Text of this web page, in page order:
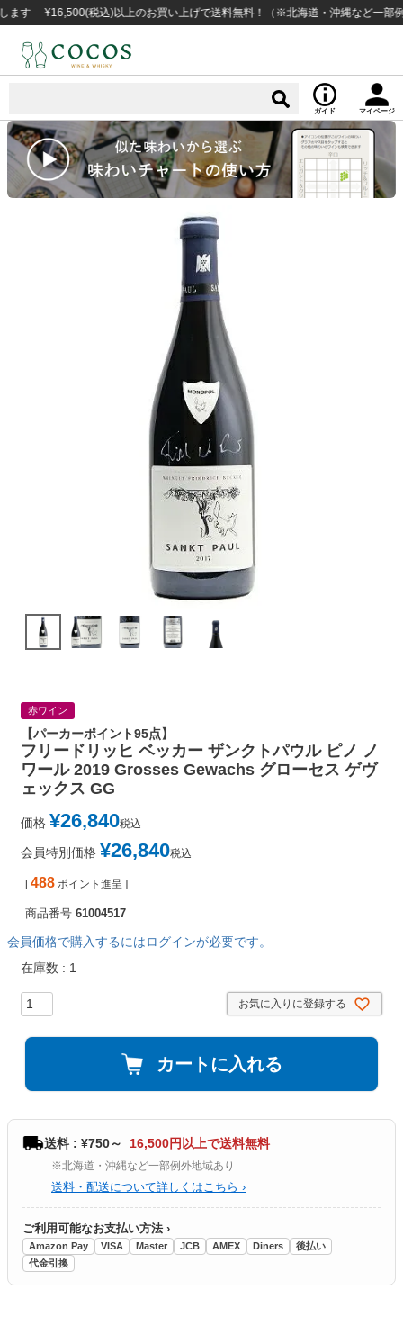
税込)以上のお買い上げで送料無料！（※北海道・沖縄など一部例外地域
ガイド マイページ
赤ワイン
【パーカーポイント95点】
フリードリッヒ ベッカー ザンクトパウル ピノ ノ
ワール 2019 Grosses Gewachs グローセス ゲヴ
ェックス GG
価格 ¥26,840税込
会員特別価格 ¥26,840税込
[ 488 ポイント進呈 ]
商品番号 61004517
会員価格で購入するにはログインが必要です。
在庫数
1
お気に入りに登録する
カートに入れる
送料 : ¥750～ 16,500円以上で送料無料
※北海道・沖縄など一部例外地域あり
送料・配送について詳しくはこちら ›
ご利用可能なお支払い方法 ›
Amazon Pay VISA Master JCB AMEX Diners
後払い
代金引換